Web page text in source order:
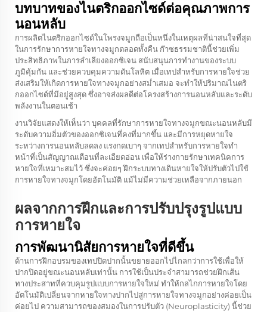
บทบาทของไนตริกออกไซด์ต่อคุณภาพการ
นอนหลับ
การผลิตไนตริกออกไซด์ในโพรงจมูกถือเป็นหนึ่งในเหตุผลที่น่าสนใจที่สุด
ในการรักษาการหายใจทางจมูกตลอดทั้งคืน ก๊าซธรรมชาตินี้ช่วยเพิ่ม
ประสิทธิภาพในการลำเลียงออกซิเจน สนับสนุนการทำงานของระบบ
ภูมิคุ้มกัน และช่วยควบคุมความดันโลหิต เมื่อเทปสำหรับการหายใจช่วย
ส่งเสริมให้เกิดการหายใจทางจมูกอย่างสม่ำเสมอ จะทำให้ปริมาณไนตริ
กออกไซด์ที่มีอยู่สูงสุด ซึ่งอาจส่งผลดีต่อโครงสร้างการนอนหลับและระดับ
พลังงานในตอนเช้า
งานวิจัยแสดงให้เห็นว่า บุคคลที่รักษาการหายใจทางจมูกขณะนอนหลับมี
ระดับความอิ่มตัวของออกซิเจนที่คงที่มากขึ้น และมีการหยุดหายใจ
ระหว่างการนอนหลับลดลง แรงกดเบาๆ จากเทปสำหรับการหายใจทำ
หน้าที่เป็นสัญญาณเตือนที่ละเอียดอ่อน เพื่อให้ร่างกายรักษาเทคนิคการ
หายใจที่เหมาะสมไว้ ซึ่งจะค่อยๆ ฝึกระบบทางเดินหายใจให้ปรับตัวไปใช้
การหายใจทางจมูกโดยอัตโนมัติ แม้ไม่มีความช่วยเหลือจากภายนอก
ผลจากการฝึกและการปรับปรุงรูปแบบ
การหายใจ
การพัฒนานิสัยการหายใจที่ดีขึ้น
ด้านการฝึกอบรมของเทปปิดปากนั้นขยายออกไปไกลกว่าการใช้เพื่อให้
ปากปิดอยู่ขณะนอนหลับเท่านั้น การใช้เป็นประจำสามารถช่วยฝึกเส้น
ทางประสาทที่ควบคุมรูปแบบการหายใจใหม่ ทำให้กลไกการหายใจโดย
อัตโนมัติเปลี่ยนจากหายใจทางปากไปสู่การหายใจทางจมูกอย่างค่อยเป็น
ค่อยไป ความสามารถของสมองในการปรับตัว (Neuroplasticity) นี้ช่วย